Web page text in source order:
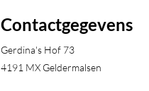
Contactgegevens
Gerdina's Hof 73
4191 MX Geldermalsen​